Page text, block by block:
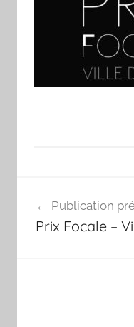
de
Publication
Prix Focale –